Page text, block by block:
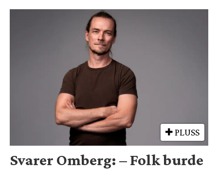
PLUSS
Svarer Omberg: – Folk burde